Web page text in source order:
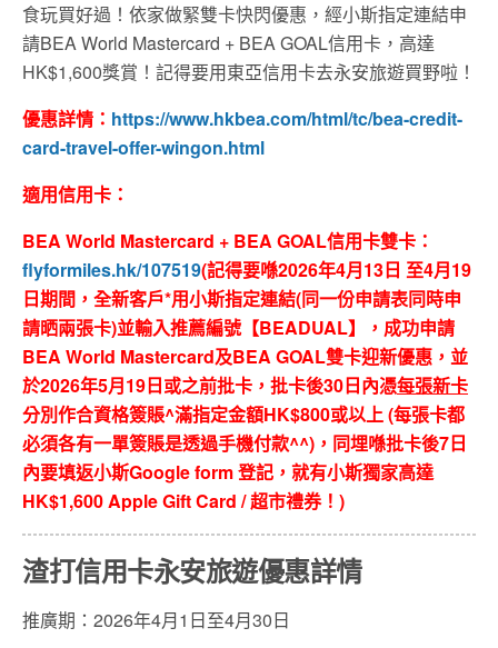
食玩買好過！依家做緊雙卡快閃優惠，經小斯指定連結申
請BEA World Mastercard + BEA GOAL信用卡，高達
HK$1,600獎賞！記得要用東亞信用卡去永安旅遊買野啦！
優惠詳情： https://www.hkbea.com/html/tc/bea-credit-
card-travel-offer-wingon.html
適用信用卡：
BEA World Mastercard + BEA GOAL信用卡雙卡：
flyformiles.hk/107519(記得要喺2026年4月13日 至4月19
日期間，全新客戶*用小斯指定連結(同一份申請表同時申
請晒兩張卡)並輸入推薦編號【BEADUAL】，成功申請
BEA World Mastercard及BEA GOAL雙卡迎新優惠，並
於2026年5月19日或之前批卡，批卡後30日內憑每張新卡
分別作合資格簽賬^滿指定金額HK$800或以上(每張卡都
必須各有一單簽賬是透過手機付款^^) ，同埋喺批卡後7日
內要填返小斯Google form登記，就有小斯獨家高達
HK$1,600 Apple Gift Card /超市禮券！ )
渣打信用卡永安旅遊優惠詳情
推廣期：2026年4月1日至4月30日